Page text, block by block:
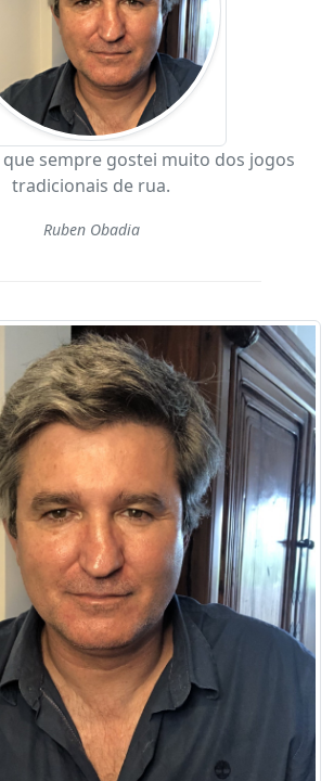
que sempre gostei muito dos jogos
tradicionais de rua.
Ruben Obadia